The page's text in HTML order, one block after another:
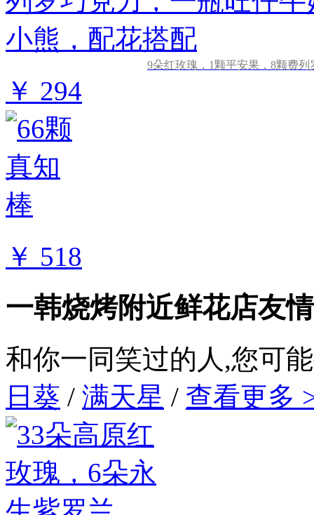
9朵红玫瑰，1颗平安果，8颗费
￥ 294
￥ 518
一韩烧烤附近鲜花店友
和你一同笑过的人,您可
日葵 / 满天星 / 查看更多